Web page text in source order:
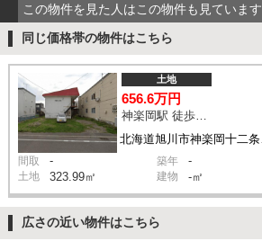
この物件を見た人はこの物件も見ています
同じ価格帯の物件はこちら
土地
656.6万円
神楽岡駅 徒歩12分
間取 - 築年 -
土地 323.99㎡ 建物 -㎡
広さの近い物件はこちら